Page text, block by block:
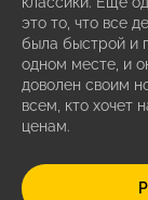
это то, что все
была быстрой и
одном месте, и
доволен своим
всем, кто хочет
ценам.